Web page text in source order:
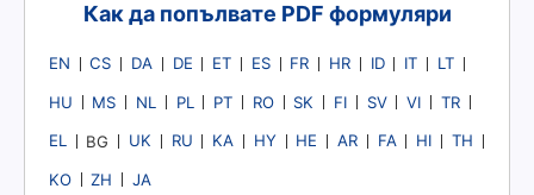
Как да попълвате PDF формуляри
EN CS DA DE ET ES FR HR ID IT LT
HU MS NL PL PT RO SK FI SV VI TR
EL BG UK RU KA HY HE AR FA HI TH
KO ZH JA